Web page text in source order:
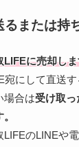
るまたは持
LIFEに売却し
宛にして直送
場合は受け取
のLINEや